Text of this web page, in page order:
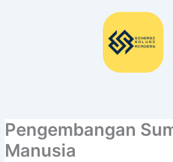
Pengembangan
Manusia